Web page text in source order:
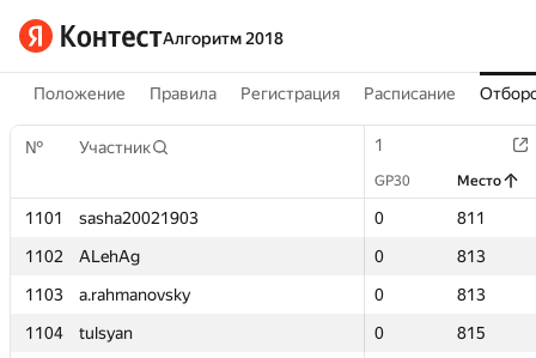
Алгоритм 2018
Положение Правила Регистрация Расписание
№ Участник 1
GP30 Место
1101 sasha20021903 0
811
1102
ALehAg 0
813
1103
a.rahmanovsky 0
813
1104
tulsyan 0
815
№ Участник 1
GP30 Место
1101 sasha20021903 0
811
1102
ALehAg 0
813
1103
a.rahmanovsky 0
813
1104
tulsyan 0
815